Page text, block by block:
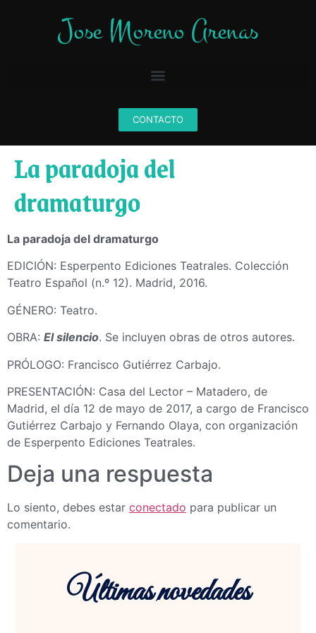
CONTACTO
La paradoja del
dramaturgo
La paradoja del dramaturgo
EDICIÓN: Esperpento Ediciones Teatrales. Colección
Teatro Español (n.º 12). Madrid, 2016.
GÉNERO: Teatro.
OBRA: El silencio. Se incluyen obras de otros autores.
PRÓLOGO: Francisco Gutiérrez Carbajo.
PRESENTACIÓN: Casa del Lector – Matadero, de
Madrid, el día 12 de mayo de 2017, a cargo de Francisco
Gutiérrez Carbajo y Fernando Olaya, con organización
de Esperpento Ediciones Teatrales.
Deja una respuesta
Lo siento, debes estar conectado para publicar un
comentario.
Últimas novedades